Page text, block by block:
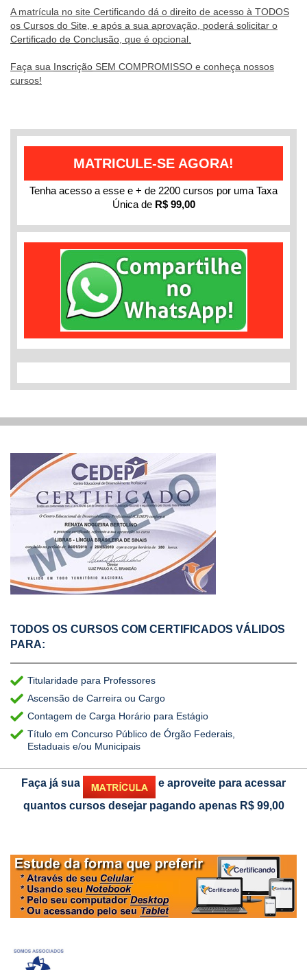
A matrícula no site Certificando dá o direito de acesso à TODOS
os Cursos do Site, e após a sua aprovação, poderá solicitar o
Certificado de Conclusão , que é opcional.
Faça sua Inscrição SEM COMPROMISSO e conheça nossos
cursos!
MATRICULE-SE AGORA!
Tenha acesso a esse e + de 2200 cursos por uma Taxa
Única de R$ 99,00
TODOS OS CURSOS COM CERTIFICADOS VÁLIDOS
PARA:
Titularidade para Professores
Ascensão de Carreira ou Cargo
Contagem de Carga Horário para Estágio
Título em Concurso Público de Órgão Federais,
Estaduais e/ou Municipais
Faça já sua
e aproveite para acessar
quantos cursos desejar pagando apenas R$ 99,00